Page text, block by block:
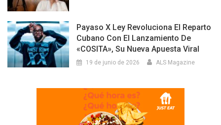
Payaso X Ley Revoluciona El Reparto
Cubano Con El Lanzamiento De
«COSITA», Su Nueva Apuesta Viral
19 de junio de 2026 ALS Magazine